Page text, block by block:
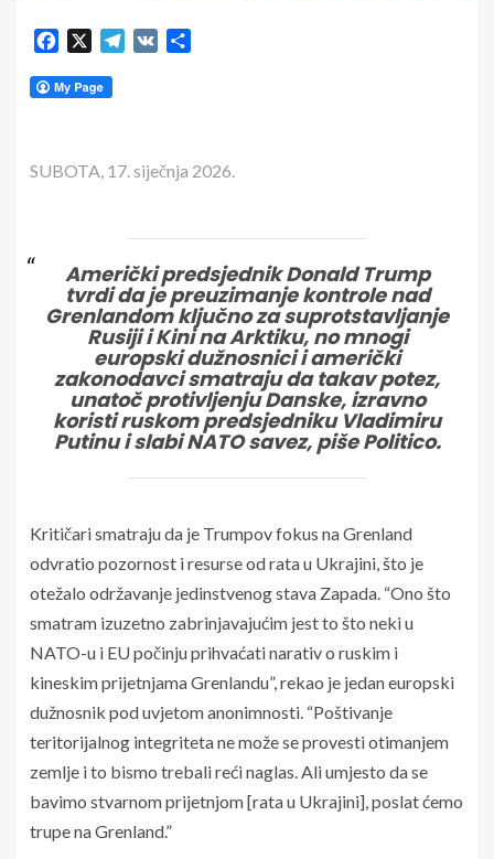
Facebook Telegram
VK
SUBOTA, 17. siječnja 2026.
Američki predsjednik Donald Trump
tvrdi da je preuzimanje kontrole nad
Grenlandom ključno za suprotstavljanje
Rusiji i Kini na Arktiku, no mnogi
europski dužnosnici i američki
zakonodavci smatraju da takav potez,
unatoč protivljenju Danske, izravno
koristi ruskom predsjedniku Vladimiru
Putinu i slabi NATO savez, piše Politico.
Kritičari smatraju da je Trumpov fokus na Grenland
odvratio pozornost i resurse od rata u Ukrajini, što je
otežalo održavanje jedinstvenog stava Zapada. “Ono što
smatram izuzetno zabrinjavajućim jest to što neki u
NATO-u i EU počinju prihvaćati narativ o ruskim i
kineskim prijetnjama Grenlandu”, rekao je jedan europski
dužnosnik pod uvjetom anonimnosti. “Poštivanje
teritorijalnog integriteta ne može se provesti otimanjem
zemlje i to bismo trebali reći naglas. Ali umjesto da se
bavimo stvarnom prijetnjom [rata u Ukrajini], poslat ćemo
trupe na Grenland.”